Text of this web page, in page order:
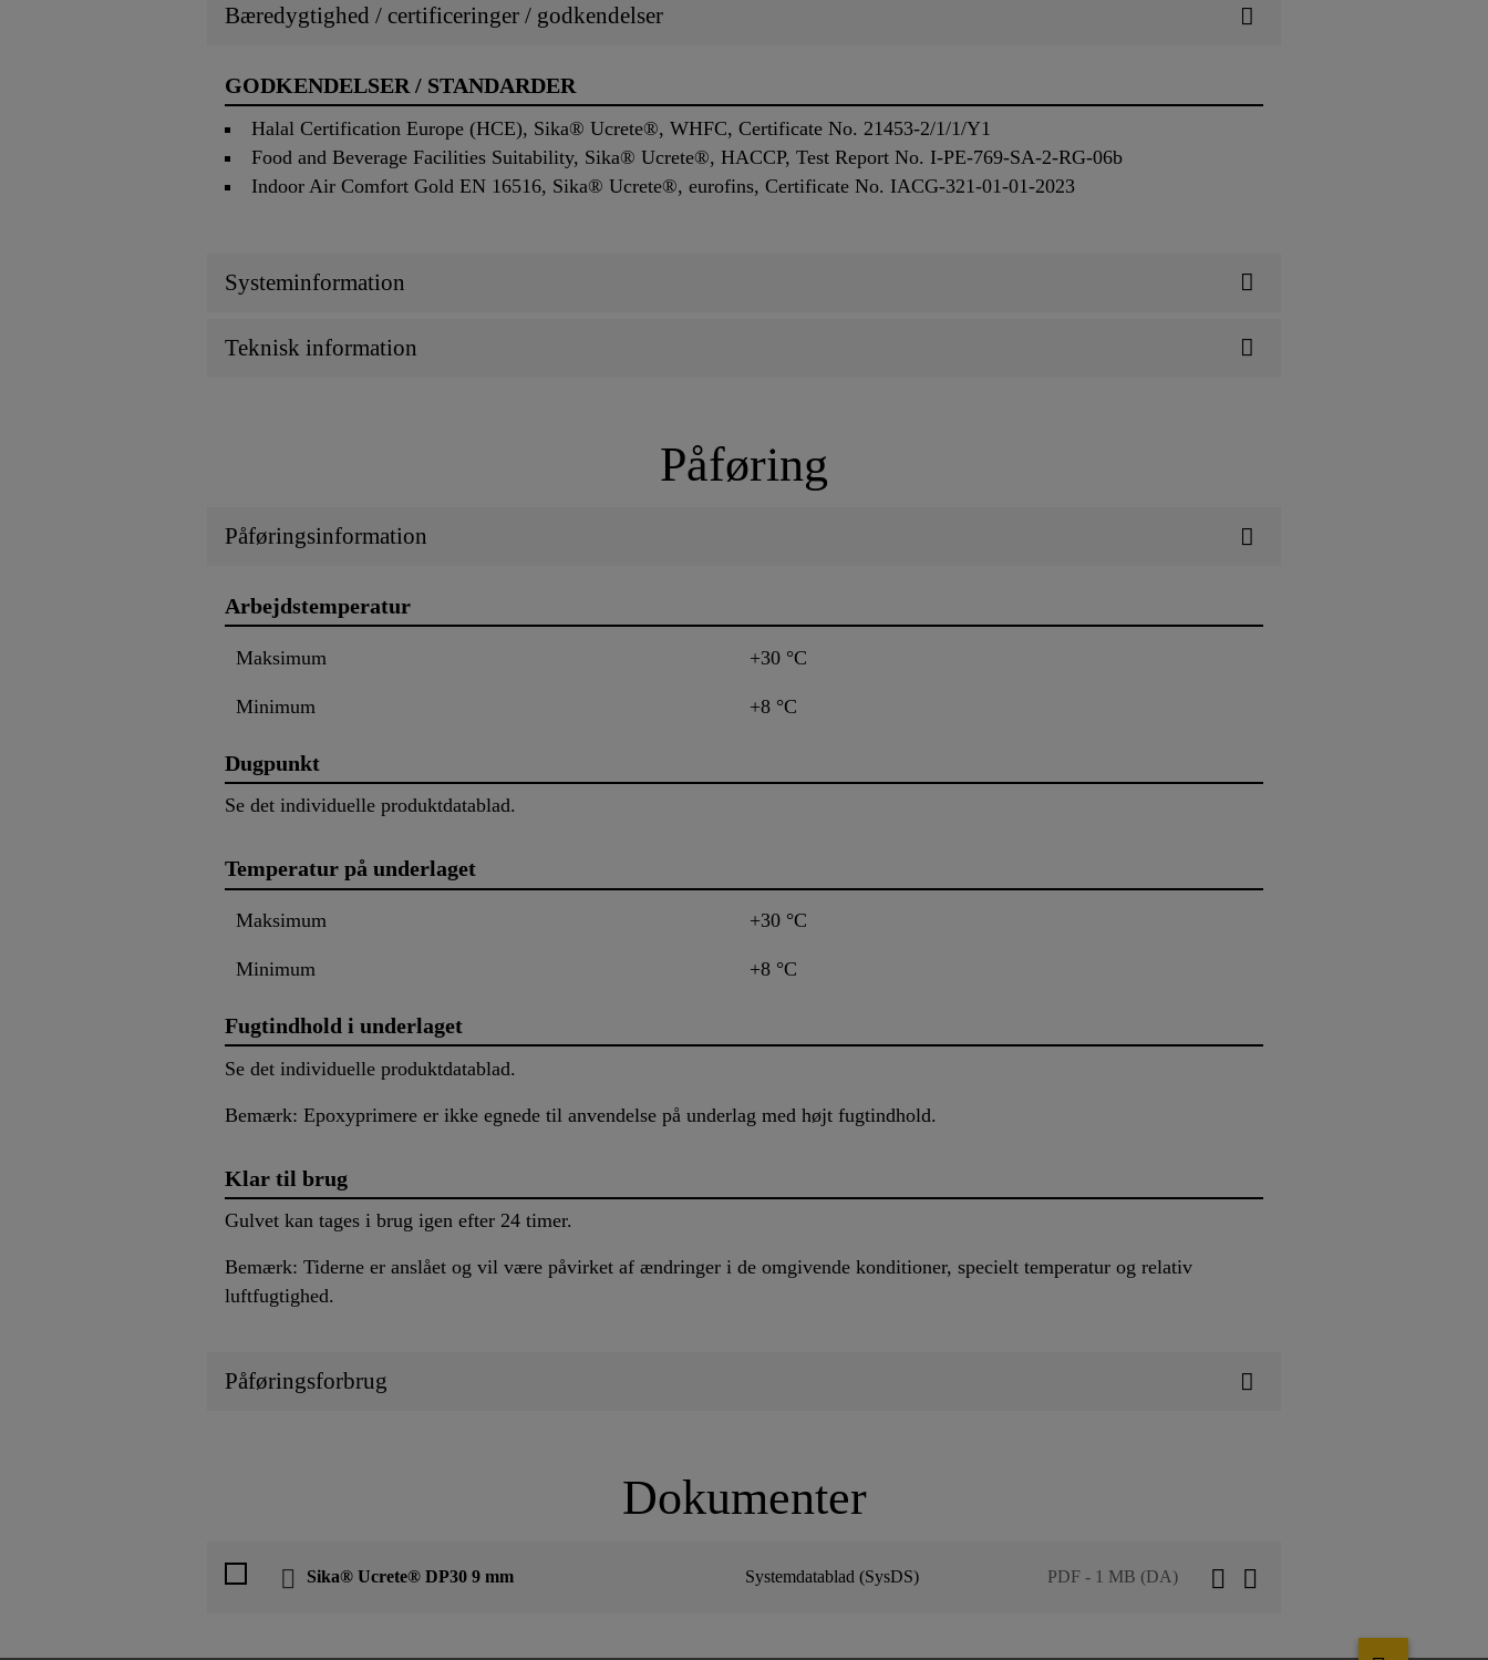
Bæredygtighed / certificeringer / godkendelser
GODKENDELSER / STANDARDER
Halal Certification Europe (HCE), Sika® Ucrete®, WHFC, Certificate No. 21453-2/1/1/Y1
Food and Beverage Facilities Suitability, Sika® Ucrete®, HACCP, Test Report No. I-PE-769-SA-2-RG-06b
Indoor Air Comfort Gold EN 16516, Sika® Ucrete®, eurofins, Certificate No. IACG-321-01-01-2023
Systeminformation
Teknisk information
Påføring
Påføringsinformation
Arbejdstemperatur
Maksimum +30 °C
Minimum +8 °C
Dugpunkt
Se det individuelle produktdatablad.
Temperatur på underlaget
Maksimum +30 °C
Minimum +8 °C
Fugtindhold i underlaget
Se det individuelle produktdatablad.
Bemærk: Epoxyprimere er ikke egnede til anvendelse på underlag med højt fugtindhold.
Klar til brug
Gulvet kan tages i brug igen efter 24 timer.
Bemærk: Tiderne er anslået og vil være påvirket af ændringer i de omgivende konditioner, specielt temperatur og relativ
luftfugtighed.
Påføringsforbrug
Dokumenter
Sika® Ucrete® DP30 9 mm Systemdatablad (SysDS) PDF - 1 MB (DA)